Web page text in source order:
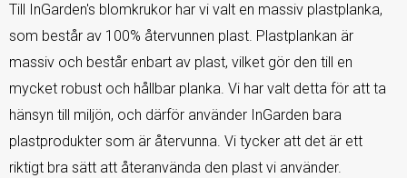
Till InGarden's blomkrukor har vi valt en massiv plastplanka,
som består av 100% återvunnen plast. Plastplankan är
massiv och består enbart av plast, vilket gör den till en
mycket robust och hållbar planka. Vi har valt detta för att ta
hänsyn till miljön, och därför använder InGarden bara
plastprodukter som är återvunna. Vi tycker att det är ett
riktigt bra sätt att återanvända den plast vi använder.